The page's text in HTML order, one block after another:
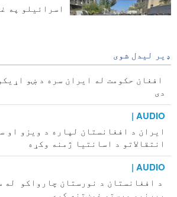
اسرائیلو په
ډیر لیدل شوی
افغان حکومت له ایران سره د ښو
دی
AUDIO |
ایران د افغانستان لپاره د ویزو او
انتقالاتو د اسانتیا ژمنه وکړه
AUDIO |
د افغانستان د نورستان چارواکو له